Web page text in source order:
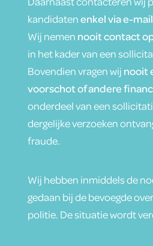
kandidatenenkel via e-
Wij nemen nooit contact
in het kader van een
Bovendien vragen wij nooit
voorschot of andere
onderdeel van een
dergelijke verzoeken
fraude.
Wij hebben inmiddels de
gedaan bij de bevoegde
politie. De situatie wordt